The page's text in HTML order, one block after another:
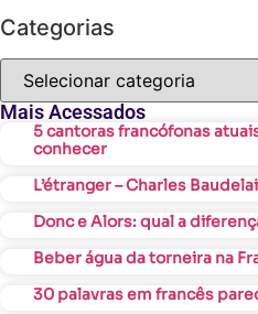
Categorias
Mais Acessados
5 cantoras francófonas
conhecer
L’étranger – Charles
Donc e Alors: qual a
Beber água da torneira na
30 palavras em francês